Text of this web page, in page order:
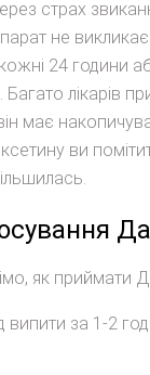
страх
не
24 години
лікарів
має
ви
як приймати
випити за 1-2